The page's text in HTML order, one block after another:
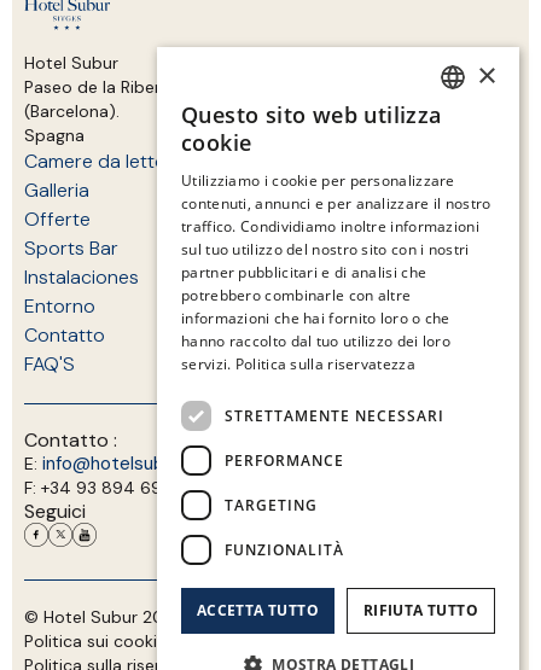
Hotel Subur
Paseo de la Ribera s/n, esquina C/ de la Bassa Rodona Sitges
(Barcelona).
Spagna
Camere da letto
Galleria
Offerte
Sports Bar
Instalaciones
Entorno
Contatto
FAQ'S
Contatto :
E: info@hotelsubur.com T: +34 93 894 0066
F: +34 93 894 69 86
Seguici
© Hotel Subur 2026. Registrazione dell'istituto: HB-000062
Politica sui cookie
Politica sulla riservatezza
Aviso legal
Mappa web
CATALAN
GERMAN
ITALIAN
×
Questo sito web utilizza
cookie
Utilizziamo i cookie per personalizzare
contenuti, annunci e per analizzare il nostro
traffico. Condividiamo inoltre informazioni
sul tuo utilizzo del nostro sito con i nostri
partner pubblicitari e di analisi che
potrebbero combinarle con altre
informazioni che hai fornito loro o che
hanno raccolto dal tuo utilizzo dei loro
servizi. Politica sulla riservatezza
STRETTAMENTE NECESSARI
PERFORMANCE
TARGETING
FUNZIONALITÀ
ACCETTA TUTTO RIFIUTA TUTTO
MOSTRA DETTAGLI